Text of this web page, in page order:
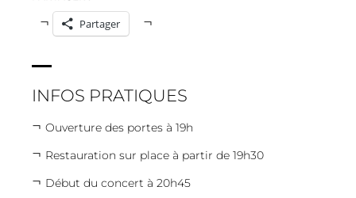
Partager
INFOS PRATIQUES
Ouverture des portes à 19h
Restauration sur place à partir de 19h30
Début du concert à 20h45